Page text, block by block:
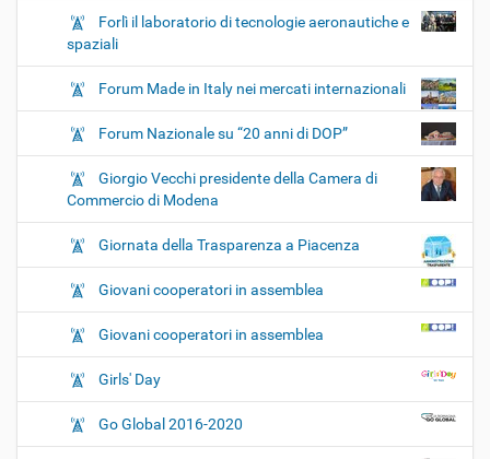
Forlì il laboratorio di tecnologie aeronautiche e
spaziali
Forum Made in Italy nei mercati internazionali
Forum Nazionale su “20 anni di DOP”
Giorgio Vecchi presidente della Camera di
Commercio di Modena
Giornata della Trasparenza a Piacenza
Giovani cooperatori in assemblea
Giovani cooperatori in assemblea
Girls' Day
Go Global 2016-2020